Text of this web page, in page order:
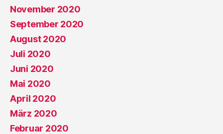
November 2020
September 2020
August 2020
Juli 2020
Juni 2020
Mai 2020
April 2020
März 2020
Februar 2020